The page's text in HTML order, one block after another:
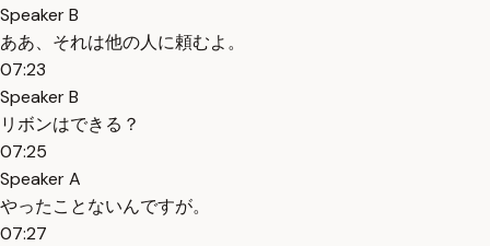
Speaker B
ああ、それは他の人に頼むよ。
07:23
Speaker B
リボンはできる？
07:25
Speaker A
やったことないんですが。
07:27